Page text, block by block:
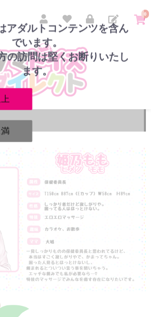
アダルトコンテンツを含ん
でいます。
の訪問は堅くお断りいたし
ます。
0